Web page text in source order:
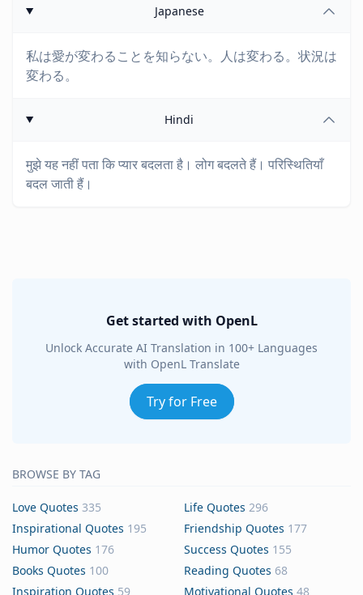
Japanese
私は愛が変わることを知らない。人は変わる。状況は
変わる。
Hindi
मुझे यह नहीं पता कि प्यार बदलता है। लोग बदलते हैं। परिस्थितियाँ
बदल जाती हैं।
Get started with OpenL
Unlock Accurate AI Translation in 100+ Languages
with OpenL Translate
Try for Free
BROWSE BY TAG
Love Quotes 335 Life Quotes 296
Inspirational Quotes 195 Friendship Quotes 177
Humor Quotes 176 Success Quotes 155
Books Quotes 100 Reading Quotes 68
Inspiration Quotes 59 Motivational Quotes 48